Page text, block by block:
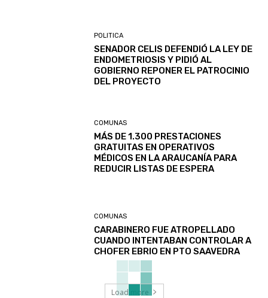
POLITICA
SENADOR CELIS DEFENDIÓ LA LEY DE
ENDOMETRIOSIS Y PIDIÓ AL
GOBIERNO REPONER EL PATROCINIO
DEL PROYECTO
COMUNAS
MÁS DE 1.300 PRESTACIONES
GRATUITAS EN OPERATIVOS
MÉDICOS EN LA ARAUCANÍA PARA
REDUCIR LISTAS DE ESPERA
COMUNAS
CARABINERO FUE ATROPELLADO
CUANDO INTENTABAN CONTROLAR A
CHOFER EBRIO EN PTO SAAVEDRA
Load more